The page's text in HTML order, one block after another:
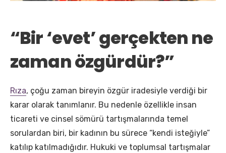
“Bir ‘evet’ gerçekten ne
zaman özgürdür?”
Rıza, çoğu zaman bireyin özgür iradesiyle verdiği bir
karar olarak tanımlanır. Bu nedenle özellikle insan
ticareti ve cinsel sömürü tartışmalarında temel
sorulardan biri, bir kadının bu sürece “kendi isteğiyle”
katılıp katılmadığıdır. Hukuki ve toplumsal tartışmalar